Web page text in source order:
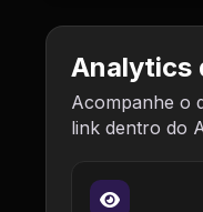
Analytics
Acompanhe o
link dentro do